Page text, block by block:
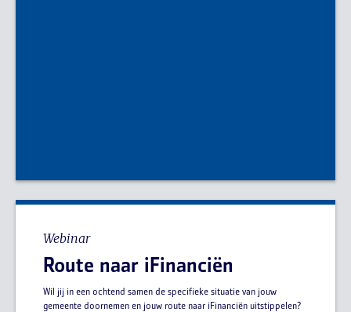
Webinar
Route naar iFinanciën
Wil jij in een ochtend samen de specifieke situatie van jouw
gemeente doornemen en jouw route naar iFinanciën uitstippelen?